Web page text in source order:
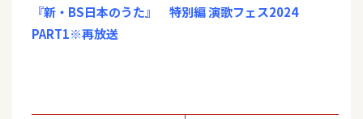
『新・BS日本のうた』 特別編 演歌フェス2024
PART1※再放送